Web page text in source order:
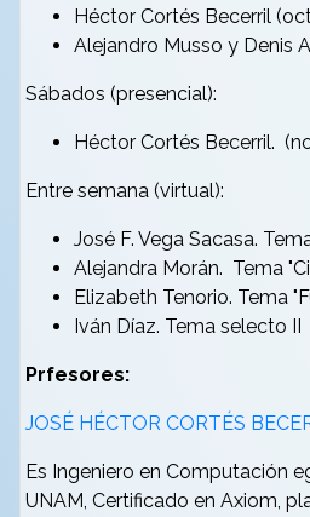
Héctor Cortés Becerril
Alejandro Musso y Denis
Sábados (presencial):
Héctor Cortés Becerril.
Entre semana (virtual):
José F. Vega Sacasa.
Alejandra Morán. Tema
Elizabeth Tenorio. Tema
Iván Díaz. Tema selecto
Prfesores:
JOSÉ HÉCTOR CORTÉS
Es Ingeniero en Computación
UNAM, Certificado en Axiom,